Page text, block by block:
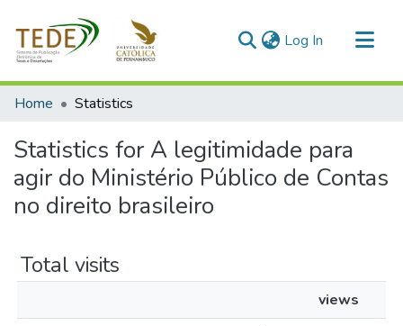
Log In (current)
Communities & Collections
Home Statistics
Statistics for A legitimidade para
agir do Ministério Público de Contas
no direito brasileiro
Total visits
views